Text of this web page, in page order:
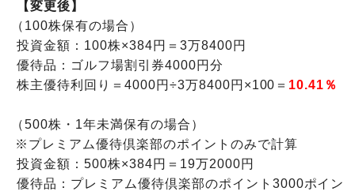
【変更後】
（100株保有の場合）
投資金額：100株×384円＝3万8400円
優待品：ゴルフ場割引券4000円分
株主優待利回り＝4000円÷3万8400円×100＝ 10.41％
（500株・1年未満保有の場合）
※プレミアム優待倶楽部のポイントのみで計算
投資金額：500株×384円＝19万2000円
優待品：プレミアム優待倶楽部のポイント3000ポイン